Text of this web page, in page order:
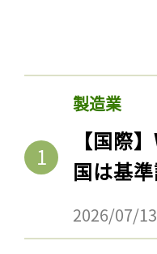
製造業
【国際
国は基
2026/07/13